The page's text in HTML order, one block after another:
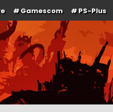
Gamescom PS-Plus